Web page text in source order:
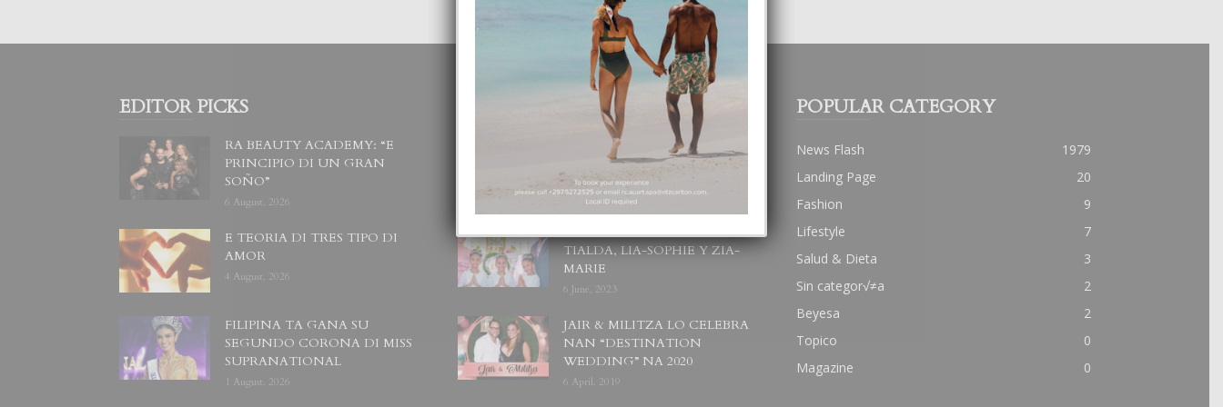
EDITOR PICKS
RA BEAUTY ACADEMY: “E
PRINCIPIO DI UN GRAN
SOÑO”
6 August, 2026
E TEORIA DI TRES TIPO DI
AMOR
4 August, 2026
FILIPINA TA GANA SU
SEGUNDO CORONA DI MISS
SUPRANATIONAL
1 August, 2026
POPULAR POSTS
BODA MANSUR
3 December, 2019
UN DIA INOLVIDABEL PA
TIALDA, LIA-SOPHIE Y ZIA-
MARIE
6 June, 2023
JAIR & MILITZA LO CELEBRA
NAN “DESTINATION
WEDDING” NA 2020
6 April, 2019
POPULAR CATEGORY
News Flash
1979
Landing Page
20
Fashion
9
Lifestyle
7
Salud & Dieta
3
Sin categor√≠a
2
Beyesa
2
Topico
0
Magazine
0